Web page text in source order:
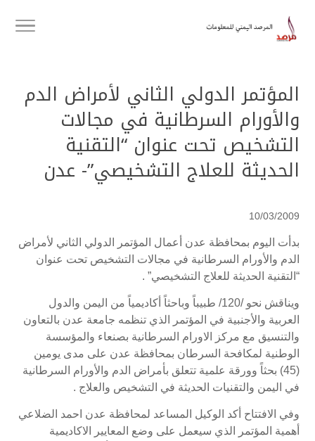
المؤتمر الدولي الثاني لأمراض الدم
والأورام السرطانية في مجالات
التشخيص تحت عنوان “التقنية
الحديثة للعلاج التشخيصي”- عدن
10/03/2009
بدأت اليوم بمحافظة عدن أعمال المؤتمر الدولي الثاني لأمراض
الدم والأورام السرطانية في مجالات التشخيص تحت عنوان
“التقنية الحديثة للعلاج التشخيصي” .
ويناقش نحو /120/ طبيباً وباحثاً أكاديمياً من اليمن والدول
العربية والأجنبية في المؤتمر الذي تنظمه جامعة عدن بالتعاون
والتنسيق مع مركز الاورام السرطانية بصنعاء والمؤسسة
الوطنية لمكافحة السرطان بمحافظة عدن على مدى يومين
(45) بحثاً وورقة علمية تتعلق بأمراض الدم والأورام السرطانية
في اليمن والتقنيات الحديثة في التشخيص والعلاج .
وفي الافتتاح أكد الوكيل المساعد لمحافظة عدن احمد الضلاعي
أهمية المؤتمر الذي سيعمل على وضع المعايير الاكاديمية